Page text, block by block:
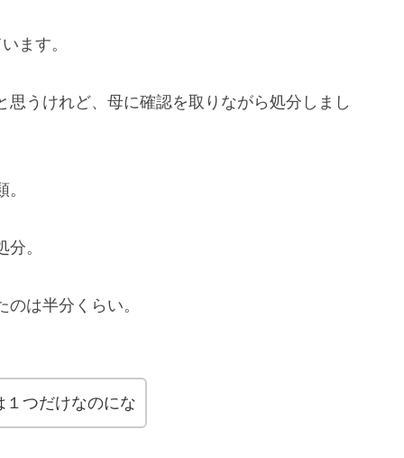
ます。
うけれど、母に確認を取りながら処分しまし
。
は半分くらい。
つだけなのにな